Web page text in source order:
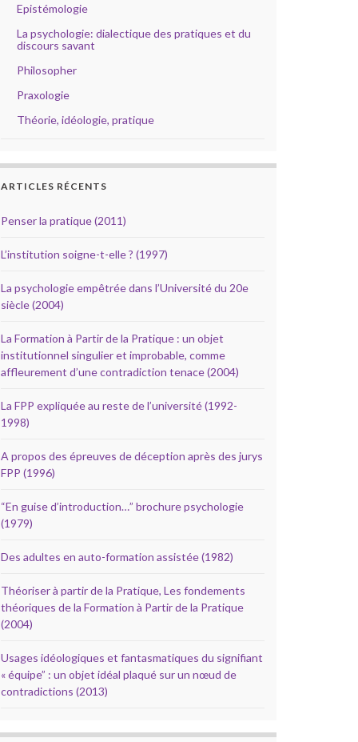
Epistémologie
La psychologie: dialectique des pratiques et du
discours savant
Philosopher
Praxologie
Théorie, idéologie, pratique
ARTICLES RÉCENTS
Penser la pratique (2011)
L’institution soigne-t-elle ? (1997)
La psychologie empêtrée dans l’Université du 20e
siècle (2004)
La Formation à Partir de la Pratique : un objet
institutionnel singulier et improbable, comme
affleurement d’une contradiction tenace (2004)
La FPP expliquée au reste de l’université (1992-
1998)
A propos des épreuves de déception après des jurys
FPP (1996)
“En guise d’introduction…” brochure psychologie
(1979)
Des adultes en auto-formation assistée (1982)
Théoriser à partir de la Pratique, Les fondements
théoriques de la Formation à Partir de la Pratique
(2004)
Usages idéologiques et fantasmatiques du signifiant
« équipe” : un objet idéal plaqué sur un nœud de
contradictions (2013)